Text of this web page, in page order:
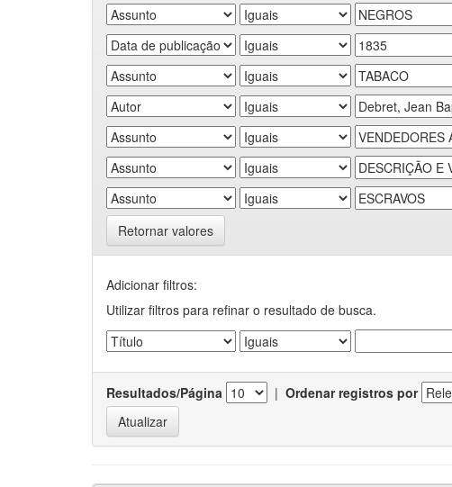
Retornar valores
Adicionar filtros:
Utilizar filtros para refinar o resultado de busca.
Resultados/Página | Ordenar registros por